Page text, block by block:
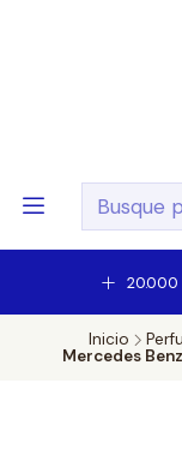
20.000
Inicio
Mercedes